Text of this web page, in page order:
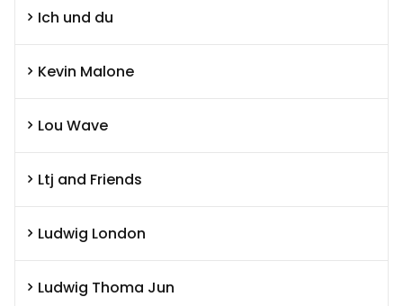
Ich und du
Kevin Malone
Lou Wave
Ltj and Friends
Ludwig London
Ludwig Thoma Jun